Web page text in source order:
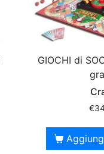
GIOCHI di
€